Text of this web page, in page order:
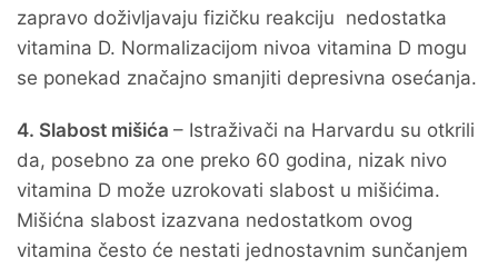
zapravo doživljavaju fizičku reakciju nedostatka
vitamina D. Normalizacijom nivoa vitamina D mogu
se ponekad značajno smanjiti depresivna osećanja.
4. Slabost mišića – Istraživači na Harvardu su otkrili
da, posebno za one preko 60 godina, nizak nivo
vitamina D može uzrokovati slabost u mišićima.
Mišićna slabost izazvana nedostatkom ovog
vitamina često će nestati jednostavnim sunčanjem